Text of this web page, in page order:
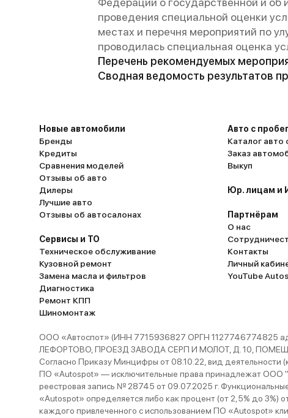
проведения специальной оценки
местах и перечня мероприятий по
проводилась специальная оценка
Перечень рекомендуемых
Сводная ведомость результатов
Новые автомобили
Бренды
Кредиты
Сравнения моделей
Отзывы об авто
Дилеры
Лучшие авто
Отзывы об автосалонах
Сервисы и ТО
Техническое обслуживание
Кузовной ремонт
Замена масла и фильтров
Диагностика
Ремонт КПП
Шиномонтаж
Авто с
Каталог авто
Заказ
Выкуп
Юр. лицам и
Партнёрам
О нас
Контакты
Личный
YouTube
ООО «Автоспот» (ИНН 7715936827 ОРГН 1127746774825
ЛЕФОРТОВО, ПРОЕЗД ЗАВОДА СЕРП И МОЛОТ, Д. 10, ПОМЕЩ.
Согласно Приказу Минцифры от 08.10.22, вид деятельности
ПО «Autospot» — исключительные права принадлежат ООО
реестровая запись № 28745 от 09.07.2025 г.
«Autospot» определяется либо как процент (от 2,5% до 3%)
каждого привлеченного с использованием ПО «Autospot»